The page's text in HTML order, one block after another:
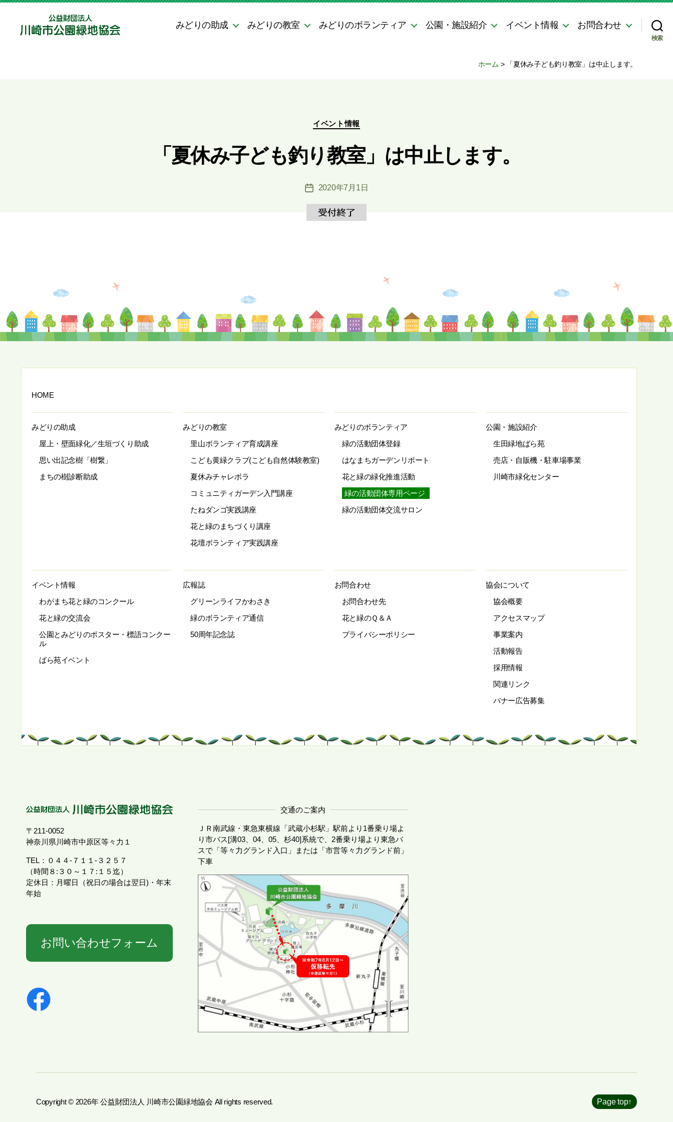
みどりの助成 みどりの教室 みどりのボランティア 公園・施設紹介 イベント情報 お問合わせ
検索
ホーム > 「夏休み子ども釣り教室」は中止します。
カ
テ
リ
ー
イベント情報
「夏休み子ども釣り教室」は中止します。
投
2020年7月1日
HOME
みどりの助成
屋上・壁面緑化／生垣づくり助成
思い出記念樹「樹繋」
まちの樹診断助成
みどりの教室
里山ボランティア育成講座
こども黄緑クラブ(こども自然体験教室)
夏休みチャレボラ
コミュニティガーデン入門講座
たねダンゴ実践講座
花と緑のまちづくり講座
花壇ボランティア実践講座
みどりのボランティア
緑の活動団体登録
はなまちガーデンリポート
花と緑の緑化推進活動
緑の活動団体専用ページ
緑の活動団体交流サロン
公園・施設紹介
生田緑地ばら苑
売店・自販機・駐車場事業
川崎市緑化センター
イベント情報
わがまち花と緑のコンクール
花と緑の交流会
公園とみどりのポスター・標語コンクー
ル
ばら苑イベント
広報誌
グリーンライフかわさき
緑のボランティア通信
50周年記念誌
お問合わせ
お問合わせ先
花と緑のＱ＆Ａ
プライバシーポリシー
協会について
協会概要
アクセスマップ
事業案内
活動報告
採用情報
関連リンク
バナー広告募集
〒211-0052
神奈川県川崎市中原区等々力１
TEL：０４４-７１１-３２５７
（時間８:３０～１７:１５迄）
定休日：月曜日（祝日の場合は翌日)・年末
年始
お問い合わせフォーム
交通のご案内
ＪＲ南武線・東急東横線「武蔵小杉駅」駅前より1番乗り場よ
り市バス[溝03、04、05、杉40]系統で、2番乗り場より東急バ
スで「等々力グランド入口」または「市営等々力グランド前」
下車
Copyright © 2026年公益財団法人 川崎市公園緑地協会 All rights reserved. Page top↑